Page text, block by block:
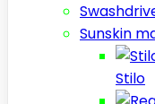
Sunskin
Stilo